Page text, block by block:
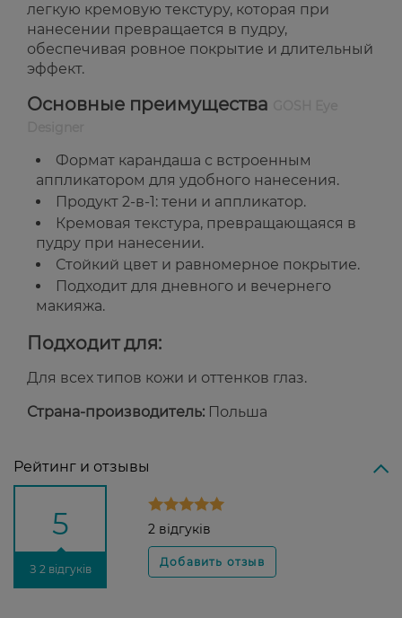
легкую кремовую текстуру, которая при
нанесении превращается в пудру,
обеспечивая ровное покрытие и длительный
эффект.
Основные преимущества
Формат карандаша с встроенным
аппликатором для удобного нанесения.
Продукт 2-в-1: тени и аппликатор.
Кремовая текстура, превращающаяся в
пудру при нанесении.
Стойкий цвет и равномерное покрытие.
Подходит для дневного и вечернего
макияжа.
Подходит для:
Для всех типов кожи и оттенков глаз.
Страна-производитель: Польша
Рейтинг и отзывы
5
З 2 відгуків
2 відгуків